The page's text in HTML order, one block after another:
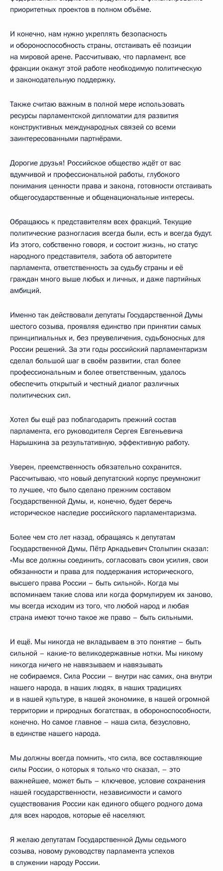
приоритетных проектов в полном объёме.
И конечно, нам нужно укреплять безопасность
и обороноспособность страны, отстаивать её позиции
на мировой арене. Рассчитываю, что парламент, все
фракции окажут этой работе необходимую политическую
и законодательную поддержку.
Также считаю важным в полной мере использовать
ресурсы парламентской дипломатии для развития
конструктивных международных связей со всеми
заинтересованными партнёрами.
Дорогие друзья! Российское общество ждёт от вас
вдумчивой и профессиональной работы, глубокого
понимания ценности права и закона, готовности отстаивать
общегосударственные и общенациональные интересы.
Обращаюсь к представителям всех фракций. Текущие
политические разногласия всегда были, есть и всегда будут.
Из этого, собственно говоря, и состоит жизнь, но статус
народного представителя, забота об авторитете
парламента, ответственность за судьбу страны и её
граждан много выше любых и личных, и даже партийных
амбиций.
Именно так действовали депутаты Государственной Думы
шестого созыва, проявляя единство при принятии самых
принципиальных и, без преувеличения, судьбоносных для
России решений. За эти годы российский парламентаризм
сделал большой шаг в своём развитии, стал более
профессиональным и более ответственным, удалось
обеспечить открытый и честный диалог различных
политических сил.
Хотел бы ещё раз поблагодарить прежний состав
парламента, его руководителя Сергея Евгеньевича
Нарышкина за результативную, эффективную работу.
Уверен, преемственность обязательно сохранится.
Рассчитываю, что новый депутатский корпус преумножит
то лучшее, что было сделано прежним составом
Государственной Думы, и, конечно, будет беречь
историческое наследие российского парламентаризма.
Более чем сто лет назад, обращаясь к депутатам
Государственной Думы, Пётр Аркадьевич Столыпин сказал:
«Мы все должны соединить, согласовать свои усилия, свои
обязанности и права для поддержания исторического,
высшего права России – быть сильной». Когда мы
вспоминаем такие слова или когда формулируем их заново,
мы всегда исходим из того, что любой народ и любая
страна имеют точно такое же право – быть сильными.
И ещё. Мы никогда не вкладываем в это понятие – быть
сильной – какие‑то великодержавные нотки. Мы никому
никогда ничего не навязываем и навязывать
не собираемся. Сила России – внутри нас самих, она внутри
нашего народа, в наших людях, в наших традициях
и в нашей культуре, в нашей экономике, в нашей огромной
территории и природных богатствах, в обороноспособности,
конечно. Но самое главное – наша сила, безусловно,
в единстве нашего народа.
Мы должны всегда помнить, что сила, все составляющие
силы России, о которых я только что сказал, – это
важнейшее, может быть – ключевое, условие сохранения
нашей государственности, независимости и самого
существования России как единого общего родного дома
для всех народов, которые её населяют.
Я желаю депутатам Государственной Думы седьмого
созыва, новому руководству парламента успехов
в служении народу России.